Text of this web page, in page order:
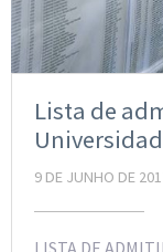
Lista de
9 DE JUNHO DE